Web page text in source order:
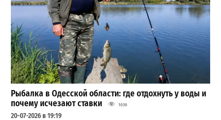
Рыбалка в Одесской области: где отдохнуть у воды и
почему исчезают ставки
1030
20-07-2026 в 19:19